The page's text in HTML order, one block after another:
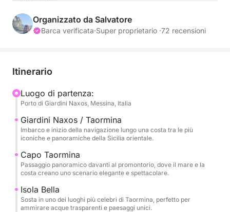
indimenticabili.
cristallino incontra un paesaggio scenografico e
insenature suggestive e viste perfette per una sosta
bagno o per godersi il mare in totale relax.
Il tour prosegue verso Mazzarò e la splendida
Atlantis Bay, conosciuta anche come Baia delle
Sirene, un angolo esclusivo e raffinato dove la
natura si fonde con l’eleganza della baia. Le acque
limpide e il contesto riservato rendono questa tappa
particolarmente suggestiva durante la giornata.
Organizzato da Salvatore
Barca verificata·Super proprietario ·72 recensioni
Itinerario
Luogo di partenza:
Porto di Giardini Naxos, Messina, Italia
Giardini Naxos / Taormina
Imbarco e inizio della navigazione lungo una costa tra le più
iconiche e panoramiche della Sicilia orientale.
Capo Taormina
Passaggio panoramico davanti al promontorio, dove il mare e la
costa creano uno scenario elegante e spettacolare.
Isola Bella
Sosta in uno dei luoghi più celebri di Taormina, perfetto per
ammirare acque trasparenti e paesaggi unici.